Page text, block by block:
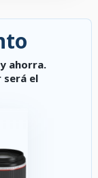
ahorra.
será el